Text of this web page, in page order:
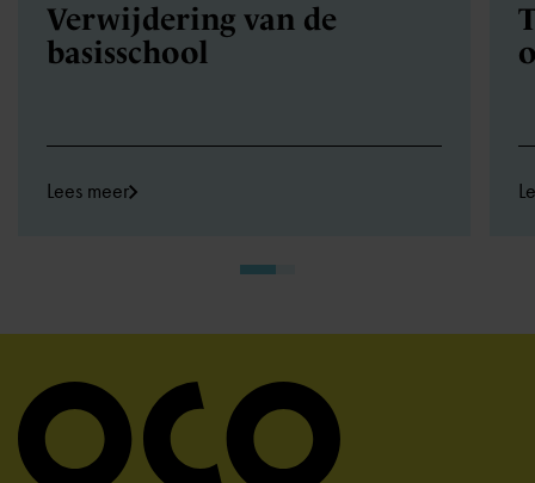
Verwijdering van de
basisschool
Lees meer